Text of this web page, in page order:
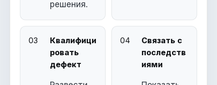
решения.
03
Квалифици
ровать
дефект
04
Связать с
последств
иями